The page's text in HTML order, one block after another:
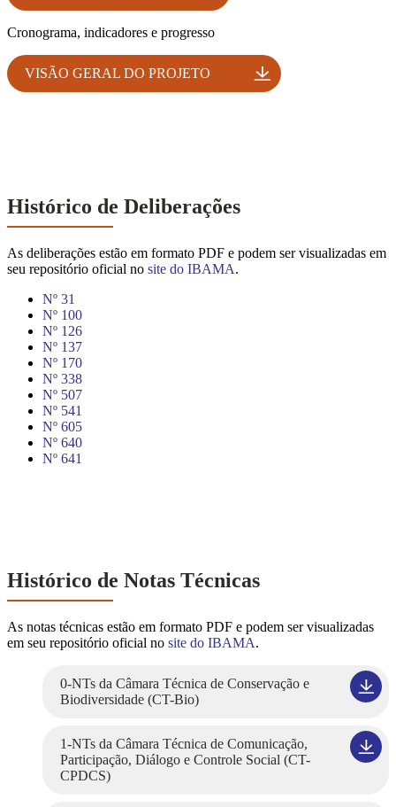
Cronograma, indicadores e progresso
VISÃO GERAL DO PROJETO
Histórico de Deliberações
As deliberações estão em formato PDF e podem ser visualizadas em
seu repositório oficial no site do IBAMA.
Nº 31
Nº 100
Nº 126
Nº 137
Nº 170
Nº 338
Nº 507
Nº 541
Nº 605
Nº 640
Nº 641
Histórico de Notas Técnicas
As notas técnicas estão em formato PDF e podem ser visualizadas
em seu repositório oficial no site do IBAMA.
0-NTs da Câmara Técnica de Conservação e
Biodiversidade (CT-Bio)
1-NTs da Câmara Técnica de Comunicação,
Participação, Diálogo e Controle Social (CT-
CPDCS)